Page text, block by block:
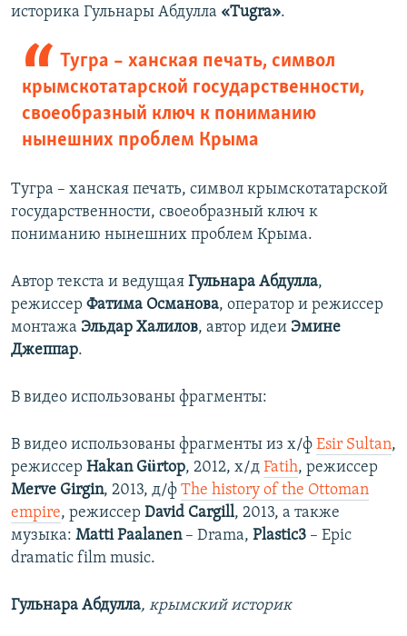
историка Гульнары Абдулла «Tugra».
Тугра – ханская печать, символ
крымскотатарской государственности,
своеобразный ключ к пониманию
нынешних проблем Крыма
Тугра – ханская печать, символ крымскотатарской
государственности, своеобразный ключ к
пониманию нынешних проблем Крыма.
Автор текста и ведущая Гульнара Абдулла,
режиссер Фатима Османова, оператор и режиссер
монтажа Эльдар Халилов, автор идеи Эмине
Джеппар.
В видео использованы фрагменты:
В видео использованы фрагменты из х/ф Esir Sultan,
режиссер Hakan Gürtop, 2012, х/д Fatih, режиссер
Merve Girgin, 2013, д/ф The history of the Ottoman
empire, режиссер David Cargill, 2013, а также
музыка: Matti Paalanen– Drama, Plastic3 – Epic
dramatic film music.
Гульнара Абдулла, крымский историк